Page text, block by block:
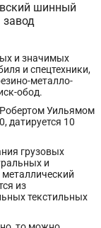
шинный
завод
и значимых
и спецтехники,
металло-
обод.
Уильямом
датируется 10
грузовых
и
из
текстильных